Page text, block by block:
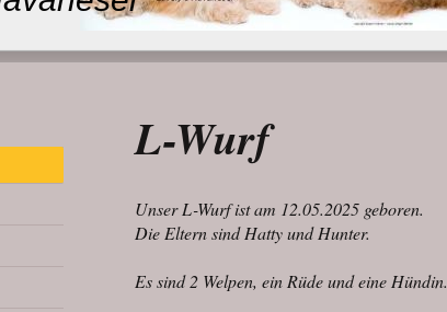
L-Wurf
Unser L-Wurf ist am 12.05.2025 geboren.
Die Eltern sind Hatty und Hunter.
Es sind 2 Welpen, ein Rüde und eine Hündin.